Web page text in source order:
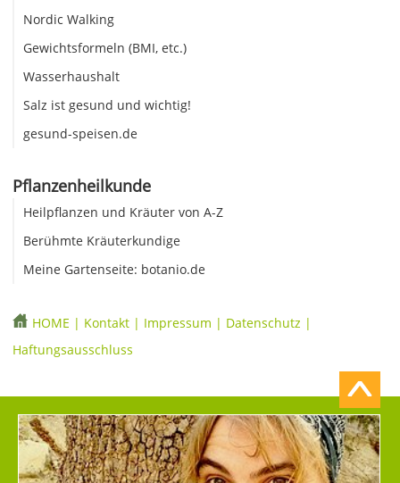
Nordic Walking
Gewichtsformeln (BMI, etc.)
Wasserhaushalt
Salz ist gesund und wichtig!
gesund-speisen.de
Pflanzenheilkunde
Heilpflanzen und Kräuter von A-Z
Berühmte Kräuterkundige
Meine Gartenseite: botanio.de
HOME | Kontakt | Impressum | Datenschutz |
Haftungsausschluss